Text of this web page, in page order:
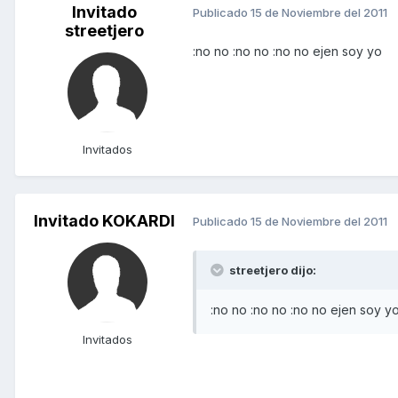
Invitado
streetjero
Invitados
Publicado 15 de Noviembre del 2011
:no no :no no :no no ejen soy yo
Invitado KOKARDI
Invitados
Publicado 15 de Noviembre del 2011
streetjero dijo:
:no no :no no :no no ejen soy